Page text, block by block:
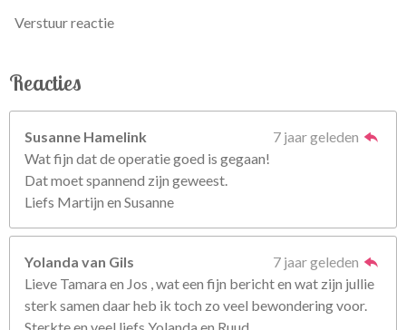
Verstuur reactie
Reacties
Susanne Hamelink
7 jaar geleden
Wat fijn dat de operatie goed is gegaan!
Dat moet spannend zijn geweest.
Liefs Martijn en Susanne
Yolanda van Gils
7 jaar geleden
Lieve Tamara en Jos , wat een fijn bericht en wat zijn jullie
sterk samen daar heb ik toch zo veel bewondering voor.